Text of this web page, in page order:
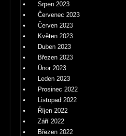
Srpen 2023
Červenec 2023
Červen 2023
Květen 2023
Duben 2023
Březen 2023
Únor 2023
Leden 2023
Prosinec 2022
Listopad 2022
Říjen 2022
Září 2022
Březen 2022